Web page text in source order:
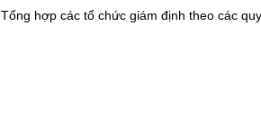
Tổng hợp các tổ chức giám định theo các